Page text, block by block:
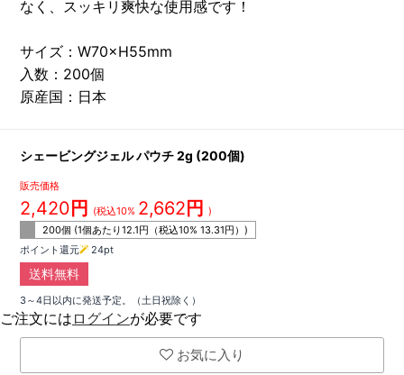
なく、スッキリ爽快な使用感です！
サイズ：W70×H55mm
入数：200個
原産国：日本
シェービングジェル パウチ 2g (200個)
販売価格
2,420 円 (税込10% 2,662 円 )
200個 (1個あたり12.1円（税込10%13.31円）)
ポイント還元
24pt
送料無料
3～4日以内に発送予定。（土日祝除く）
ご注文には ログインが必要です
お気に入り